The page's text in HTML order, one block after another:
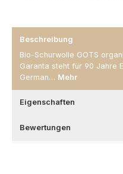
Beschreibung
Bio-Schurwolle GOTS
Garanta steht für 90 Jahre
German… Mehr
Eigenschaften
Bewertungen